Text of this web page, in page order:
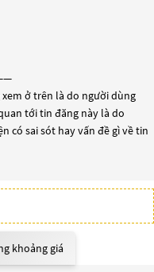
xem ở trên là do người dùng
tới tin đăng này là do
có sai sót hay vấn đề gì về tin
khoảng giá